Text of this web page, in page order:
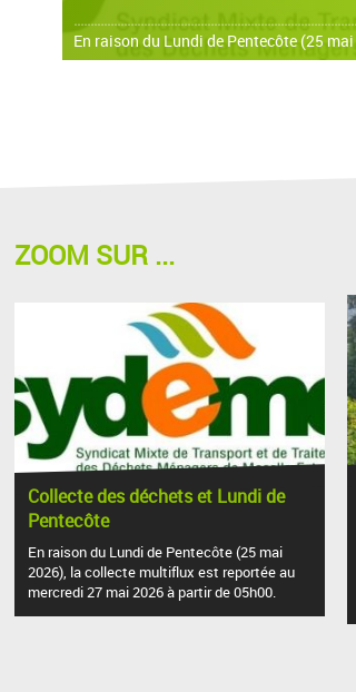
ZOOM SUR ...
Collecte des déchets et Lundi de
Pentecôte
En raison du Lundi de Pentecôte (25 mai
2026), la collecte multiflux est reportée au
mercredi 27 mai 2026 à partir de 05h00.